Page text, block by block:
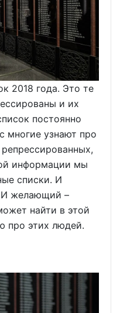
2018 года. Это те
и их
постоянно
многие узнают про
информации мы
списки. И
И желающий –
найти в этой
про этих людей.